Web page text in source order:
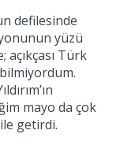
defilesinde
yüzü
açıkçası Türk
mayo da çok
getirdi.